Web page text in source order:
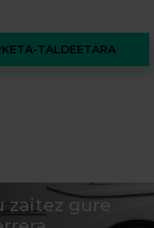
TALDEETARA
zaitez gure